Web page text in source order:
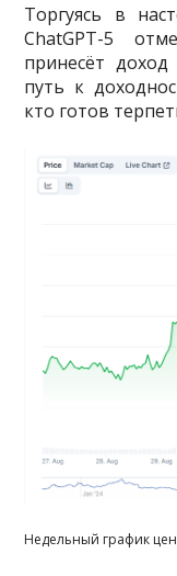
Торгуясь в
ChatGPT-5
принесёт
путь к
кто готов
Недельный график